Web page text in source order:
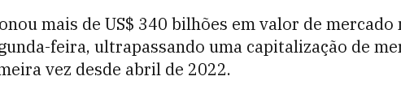
mais de US$ 340 bilhões em valor de mercado
feira, ultrapassando uma capitalização de
vez desde abril de 2022.